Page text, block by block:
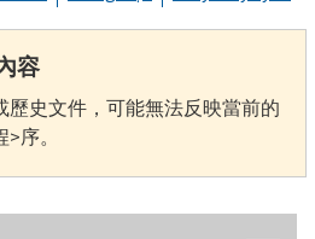
容
歷史文件，可能無法反映當前的
序。